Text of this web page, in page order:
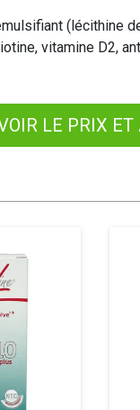
(lécithine
vitamine D2,
LE PRIX ET